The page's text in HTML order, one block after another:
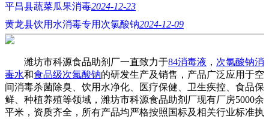
平昌县蔬菜瓜果消毒2024-12-23
黄龙县饮用水消毒专用次氯酸钠2024-12-09
潍坊市科源食品助剂厂一直致力于84消毒液 ， 次氯酸钠消
毒水和食品级次氯酸钠的研发生产及销售，产品广泛应用于空
间消毒杀菌除臭、饮用水净化、医疗保健、卫生疾控、食品保
鲜、种植养殖等领域，潍坊市科源食品助剂厂现有厂房5000余
平米，资质齐全，所有产品均严格按照国标及相关行业标准执